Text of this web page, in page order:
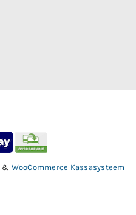
& WooCommerce Kassasysteem